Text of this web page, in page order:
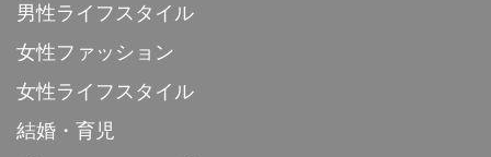
男性ライフスタイル
女性ファッション
女性ライフスタイル
結婚・育児